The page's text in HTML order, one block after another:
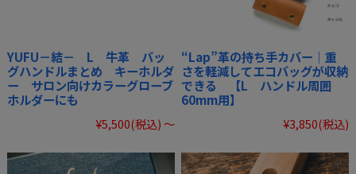
YUFU－結－ L 牛革 バッ
グハンドルまとめ キーホルダ
ー サロン向けカラーグローブ
ホルダーにも
¥5,500(税込) ～
“Lap”革の持ち手カバー｜重
さを軽減してエコバッグが収納
できる 【L ハンドル周囲
60mm用】
¥3,850(税込)